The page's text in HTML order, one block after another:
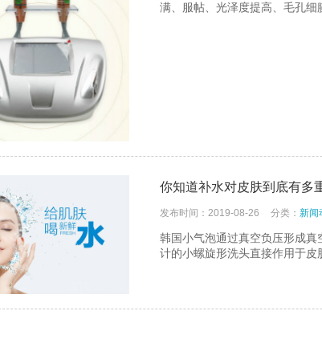
满、服帖、光泽度提高、毛孔
你知道补水对皮肤到底有多
发布时间：2019-08-26 分类：新闻
韩国小气泡通过真空负压形成
计的小螺旋形洗头直接作用于